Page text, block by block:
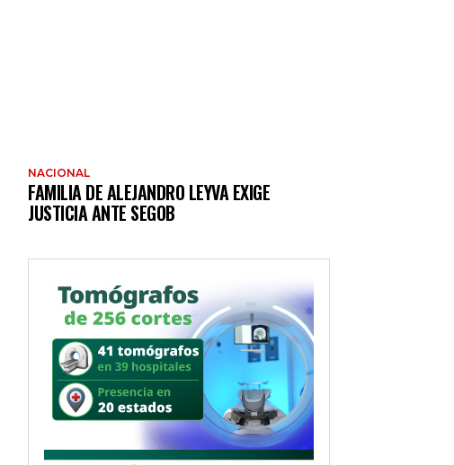
NACIONAL
FAMILIA DE ALEJANDRO LEYVA EXIGE
JUSTICIA ANTE SEGOB